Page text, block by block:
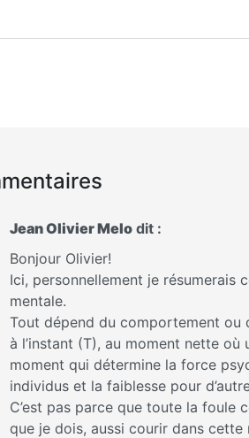
Jean Olivier Melo dit :
Bonjour Olivier!
Ici, personnellement je résumerais
mentale.
Tout dépend du comportement ou
à l’instant (T), au moment nette où
moment qui détermine la force
individus et la faiblesse pour
C’est pas parce que toute la foule
que je dois, aussi courir dans cette